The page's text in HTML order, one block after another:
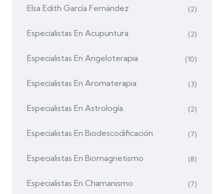
Elsa Edith García Fernández (2)
Especialistas En Acupuntura (2)
Especialistas En Angeloterapia (10)
Especialistas En Aromaterapia (3)
Especialistas En Astrología (2)
Especialistas En Biodescodificación (7)
Especialistas En Biomagnetismo (8)
Especialistas En Chamanismo (7)